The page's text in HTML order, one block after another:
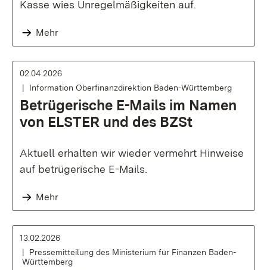
Kasse wies Unregelmäßigkeiten auf.
Mehr
02.04.2026
Information Oberfinanzdirektion Baden-Württemberg
Betrügerische E-Mails im Namen
von ELSTER und des BZSt
Aktuell erhalten wir wieder vermehrt Hinweise
auf betrügerische E-Mails.
Mehr
13.02.2026
Pressemitteilung des Ministerium für Finanzen Baden-
Württemberg